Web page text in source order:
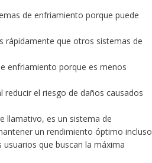
de enfriamiento porque puede
rápidamente que otros sistemas de
enfriamiento porque es menos
el riesgo de daños causados
llamativo, es un sistema de
un rendimiento óptimo incluso
que buscan la máxima